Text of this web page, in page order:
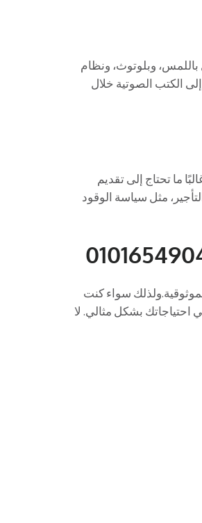
وبلوتوث، ونظام
الكتب الصوتية خلال
ما تحتاج إلى تقديم
مثل سياسة الوقود
والموثوقية.ولذلك سواء كنت
احتياجاتك بشكل مثالي. لا